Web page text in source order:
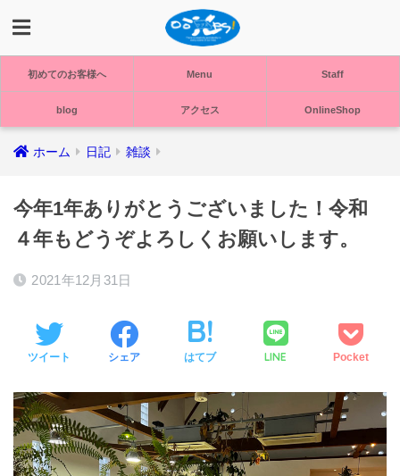
初めてのお客様へ Menu Staff
blog アクセス OnlineShop
ホーム 日記 雑談
今年1年ありがとうございました！令和
４年もどうぞよろしくお願いします。
2021年12月31日
ツイート シェア はてブ LINE Pocket